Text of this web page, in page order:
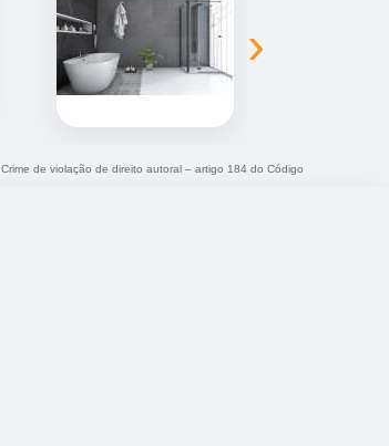
›
de violação de direito autoral – artigo 184 do Código